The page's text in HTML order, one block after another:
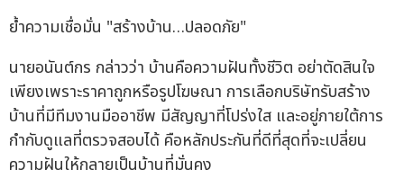
ย้ำความเชื่อมั่น "สร้างบ้าน…ปลอดภัย"
นายอนันต์กร กล่าวว่า บ้านคือความฝันทั้งชีวิต อย่าตัดสินใจ
เพียงเพราะราคาถูกหรือรูปโฆษณา การเลือกบริษัทรับสร้าง
บ้านที่มีทีมงานมืออาชีพ มีสัญญาที่โปร่งใส และอยู่ภายใต้การ
กำกับดูแลที่ตรวจสอบได้ คือหลักประกันที่ดีที่สุดที่จะเปลี่ยน
ความฝันให้กลายเป็นบ้านที่มั่นคง